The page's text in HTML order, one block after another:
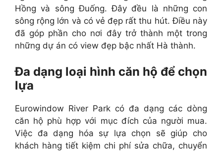
Hồng và sông Đuống. Đây đều là những con
sông rộng lớn và có vẻ đẹp rất thu hút. Điều này
đã góp phần cho nơi đây trở thành một trong
những dự án có view đẹp bậc nhất Hà thành.
Đa dạng loại hình căn hộ để chọn
lựa
Eurowindow River Park có đa dạng các dòng
căn hộ phù hợp với mục đích của người mua.
Việc đa dạng hóa sự lựa chọn sẽ giúp cho
khách hàng tiết kiệm chi phí sửa chữa, chuyển